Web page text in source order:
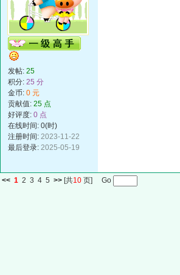
发帖: 25
积分: 25 分
金币: 0 元
贡献值: 25 点
好评度: 0 点
在线时间: 0(时)
注册时间: 2023-11-22
最后登录: 2025-05-19
<< 1 2 3 4 5 >> [共10 页] Go